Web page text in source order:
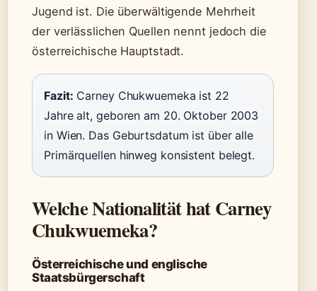
Jugend ist. Die überwältigende Mehrheit
der verlässlichen Quellen nennt jedoch die
österreichische Hauptstadt.
Fazit: Carney Chukwuemeka ist 22
Jahre alt, geboren am 20. Oktober 2003
in Wien. Das Geburtsdatum ist über alle
Primärquellen hinweg konsistent belegt.
Welche Nationalität hat Carney
Chukwuemeka?
Österreichische und englische
Staatsbürgerschaft